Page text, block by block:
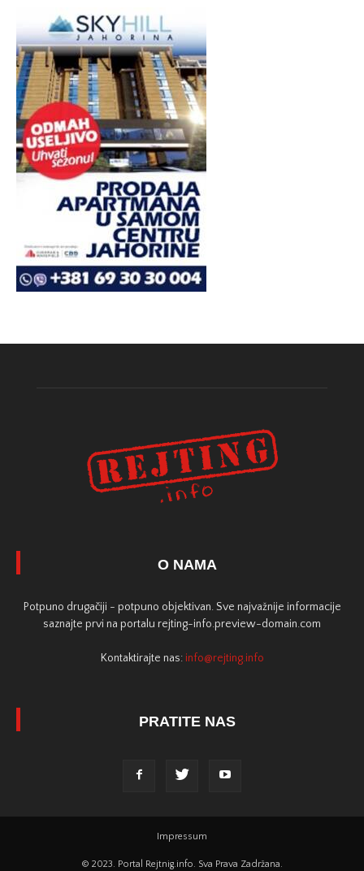
O NAMA
Potpuno drugačiji - potpuno objektivan. Sve najvažnije informacije
saznajte prvi na portalu rejting-info.preview-domain.com
Kontaktirajte nas: info@rejting.info
PRATITE NAS
Impressum
© 2023. Portal Rejtnig.info. Sva Prava Zadržana.